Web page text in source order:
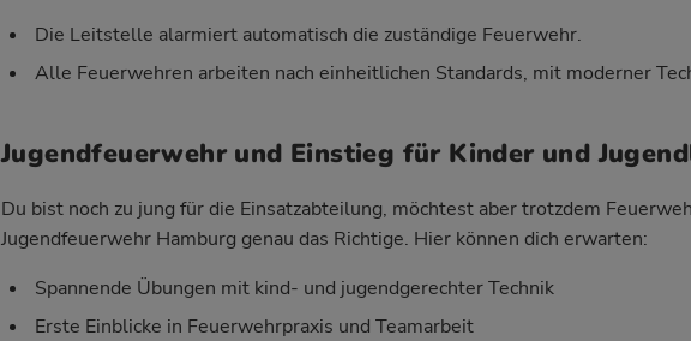
Die Leitstelle alarmiert automatisch die zuständige Feuerwehr.
Alle Feuerwehren arbeiten nach einheitlichen Standards, mit moderner
Jugendfeuerwehr und Einstieg für Kinder und
Du bist noch zu jung für die Einsatzabteilung, möchtest aber trotzdem
Jugendfeuerwehr Hamburg genau das Richtige. Hier können dich erwarten:
Spannende Übungen mit kind- und jugendgerechter Technik
Erste Einblicke in Feuerwehrpraxis und Teamarbeit